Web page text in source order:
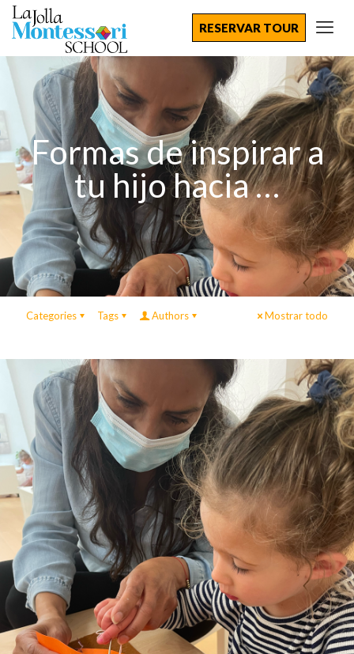
RESERVAR TOUR
Formas de inspirar a
tu hijo hacia …
Categories Tags Authors Mostrar todo